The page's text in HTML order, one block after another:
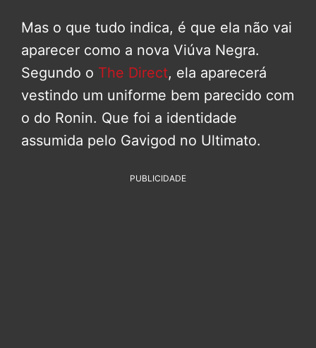
Mas o que tudo indica, é que ela não vai
aparecer como a nova Viúva Negra.
Segundo o The Direct, ela aparecerá
vestindo um uniforme bem parecido com
o do Ronin. Que foi a identidade
assumida pelo Gavigod no Ultimato.
PUBLICIDADE